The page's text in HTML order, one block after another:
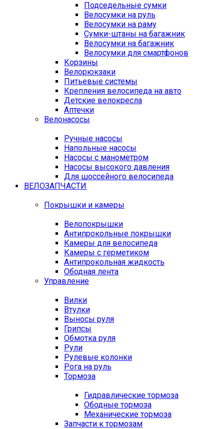
Подседельные сумки
Велосумки на руль
Велосумки на раму
Сумки-штаны на багажник
Велосумки на багажник
Велосумки для смартфонов
Корзины
Велорюкзаки
Питьевые системы
Крепления велосипеда на авто
Детские велокресла
Аптечки
Велонасосы
Ручные насосы
Напольные насосы
Насосы с манометром
Насосы высокого давления
Для шоссейного велосипеда
ВЕЛОЗАПЧАСТИ
Покрышки и камеры
Велопокрышки
Антипрокольные покрышки
Камеры для велосипеда
Камеры с герметиком
Антипрокольная жидкость
Ободная лента
Управление
Вилки
Втулки
Выносы руля
Грипсы
Обмотка руля
Рули
Рулевые колонки
Рога на руль
Тормоза
Гидравлические тормоза
Ободные тормоза
Механические тормоза
Запчасти к тормозам